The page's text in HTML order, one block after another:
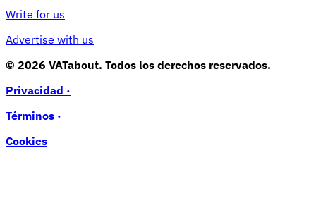
Write for us
Advertise with us
© 2026 VATabout. Todos los derechos reservados.
Privacidad ·
Términos ·
Cookies